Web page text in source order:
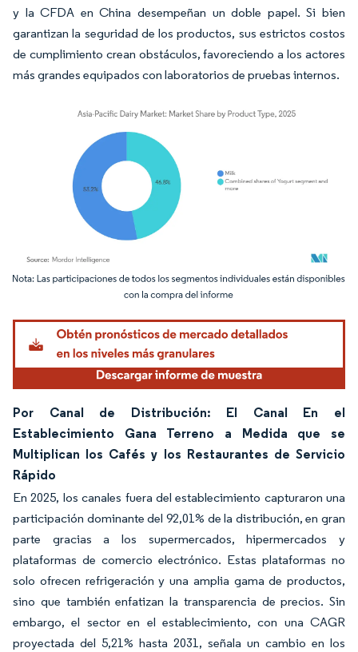
y la CFDA en China desempeñan un doble papel. Si bien
garantizan la seguridad de los productos, sus estrictos costos
de cumplimiento crean obstáculos, favoreciendo a los actores
más grandes equipados con laboratorios de pruebas internos.
Imagen © Mordor Intelligence. El uso requiere atribución según CC BY 4.0.
Por Canal de Distribución: El Canal En el
Establecimiento Gana Terreno a Medida que se
Multiplican los Cafés y los Restaurantes de Servicio
Rápido
En 2025, los canales fuera del establecimiento capturaron una
participación dominante del 92,01% de la distribución, en gran
parte gracias a los supermercados, hipermercados y
plataformas de comercio electrónico. Estas plataformas no
solo ofrecen refrigeración y una amplia gama de productos,
sino que también enfatizan la transparencia de precios. Sin
embargo, el sector en el establecimiento, con una CAGR
proyectada del 5,21% hasta 2031, señala un cambio en los